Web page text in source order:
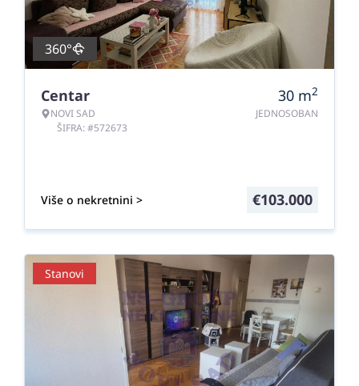
360°
Centar
NOVI SAD
ŠIFRA: #572673
30 m2
JEDNOSOBAN
Više o nekretnini > €103.000
Stanovi